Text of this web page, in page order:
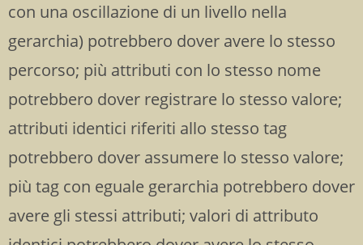
con una oscillazione di un livello nella
gerarchia) potrebbero dover avere lo stesso
percorso; più attributi con lo stesso nome
potrebbero dover registrare lo stesso valore;
attributi identici riferiti allo stesso tag
potrebbero dover assumere lo stesso valore;
più tag con eguale gerarchia potrebbero dover
avere gli stessi attributi; valori di attributo